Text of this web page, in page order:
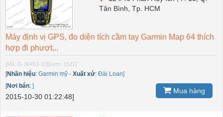
Tân Bình, Tp. HCM
Máy định vị GPS, đo diện tích cầm tay Garmin Map 64 thích
hợp đi phượt...
[Mã: G-30451-10] [xem: 1531]
[Nhãn hiệu: Garmin mỹ - Xuất xứ: Đài Loan]
[Nơi bán: ]
2015-10-30 01:22:48]
Mua hàng